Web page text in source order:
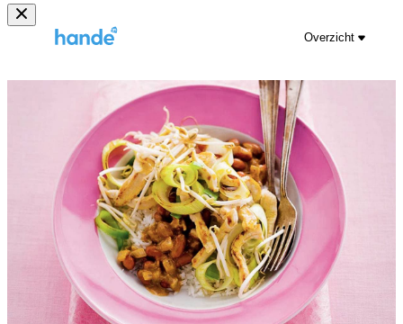
Overzicht